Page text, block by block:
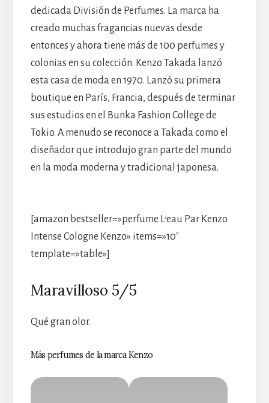
dedicada División de Perfumes. La marca ha
creado muchas fragancias nuevas desde
entonces y ahora tiene más de 100 perfumes y
colonias en su colección. Kenzo Takada lanzó
esta casa de moda en 1970. Lanzó su primera
boutique en París, Francia, después de terminar
sus estudios en el Bunka Fashion College de
Tokio. A menudo se reconoce a Takada como el
diseñador que introdujo gran parte del mundo
en la moda moderna y tradicional japonesa.
[amazon bestseller=»perfume L’eau Par Kenzo
Intense Cologne Kenzo» items=»10″
template=»table»]
Maravilloso 5/5
Qué gran olor.
Más perfumes de la marca Kenzo